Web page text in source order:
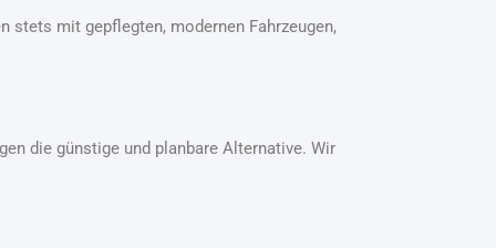
stets mit gepflegten, modernen Fahrzeugen,
die günstige und planbare Alternative. Wir